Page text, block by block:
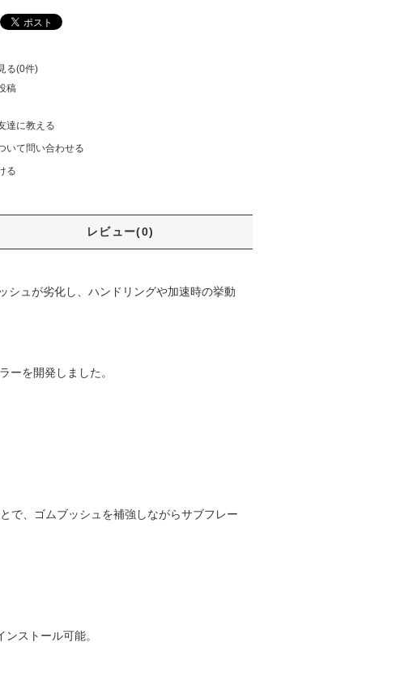
る(0件)
稿
達に教える
いて問い合わせる
る
レビュー(0)
シュが劣化し、ハンドリングや加速時の挙動
ーを開発しました。
で、ゴムブッシュを補強しながらサブフレー
ストール可能。